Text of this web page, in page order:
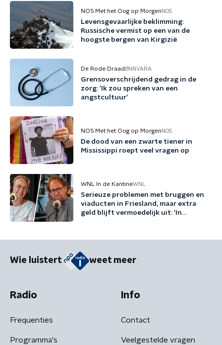
NOS Met het Oog op Morgen NOS
Levensgevaarlijke beklimming:
Russische vermist op een van de
hoogste bergen van Kirgizië
De Rode Draad BNNVARA
Grensoverschrijdend gedrag in de
zorg: 'Ik zou spreken van een
angstcultuur'
NOS Met het Oog op Morgen NOS
De dood van een zwarte tiener in
Mississippi roept veel vragen op
WNL In de KantineWNL
Serieuze problemen met bruggen en
viaducten in Friesland, maar extra
geld blijft vermoedelijk uit: 'In
Wie luistert weet meer
Radio
Frequenties
Programma's
Info
Contact
Veelgestelde vragen